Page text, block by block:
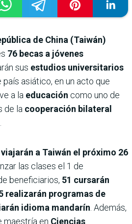
de China (Taiwán)
76 becas a jóvenes
sus estudios universitarios
país asiático, en un acto que
a la educación como uno de
de la cooperación bilateral
a Taiwán el próximo 26
las clases el 1 de
beneficiarios, 51 cursarán
realizarán programas de
idioma mandarín . Además,
maestría en Ciencias